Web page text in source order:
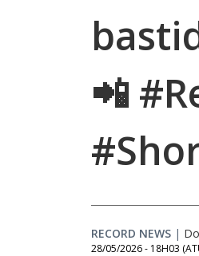
📲
RECORD NEWS |
28/05/2026 - 18H03